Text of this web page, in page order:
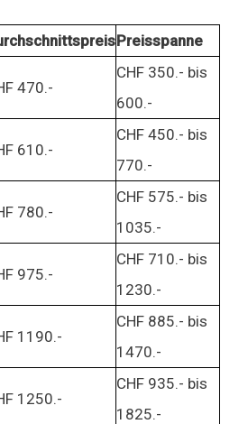
Preisspanne
470.-
CHF 350.- bis
600.-
610.-
CHF 450.- bis
770.-
780.-
CHF 575.- bis
1035.-
975.-
CHF 710.- bis
1230.-
1190.-
CHF 885.- bis
1470.-
1250.-
CHF 935.- bis
1825.-